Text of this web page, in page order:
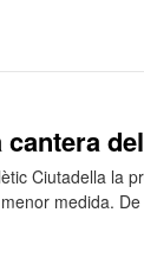
Ciutadella la
medida.